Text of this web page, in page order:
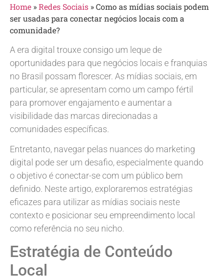
Home »Redes Sociais »Como as mídias sociais podem
ser usadas para conectar negócios locais com a
comunidade?
A era digital trouxe consigo um leque de
oportunidades para que negócios locais e franquias
no Brasil possam florescer. As mídias sociais, em
particular, se apresentam como um campo fértil
para promover engajamento e aumentar a
visibilidade das marcas direcionadas a
comunidades específicas.
Entretanto, navegar pelas nuances do marketing
digital pode ser um desafio, especialmente quando
o objetivo é conectar-se com um público bem
definido. Neste artigo, exploraremos estratégias
eficazes para utilizar as mídias sociais neste
contexto e posicionar seu empreendimento local
como referência no seu nicho.
Estratégia de Conteúdo
Local